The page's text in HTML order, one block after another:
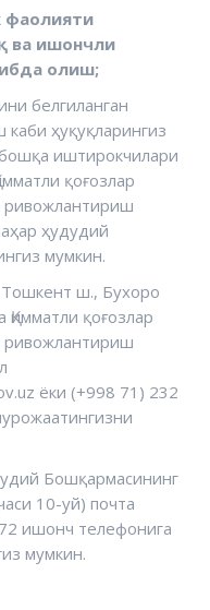
фаолияти
ва ишончли
олиш;
белгиланган
ҳуқуқларингиз
иштирокчилари
қоғозлар
ҳудудий
мумкин.
Тошкент ш., Бухоро
қоғозлар
ёки (+998 71) 232
Бошқармасининг
10-уй) почта
ишонч телефонига
мумкин.